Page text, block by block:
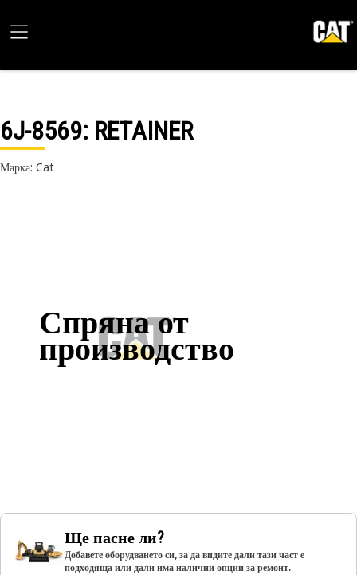
6J-8569: RETAINER
Марка: Cat
Спряна от
производство
Ще пасне ли?
Добавете оборудването си, за да видите дали тази част е
подходяща или дали има налични опции за ремонт.